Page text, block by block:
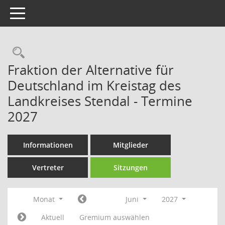
Toggle navigation
Rechercheauswahl
Fraktion der Alternative für
Deutschland im Kreistag des
Landkreises Stendal - Termine
2027
Informationen Mitglieder
Vertreter Sitzungen
Monat Juni
2027
Aktuell
Gremium auswählen